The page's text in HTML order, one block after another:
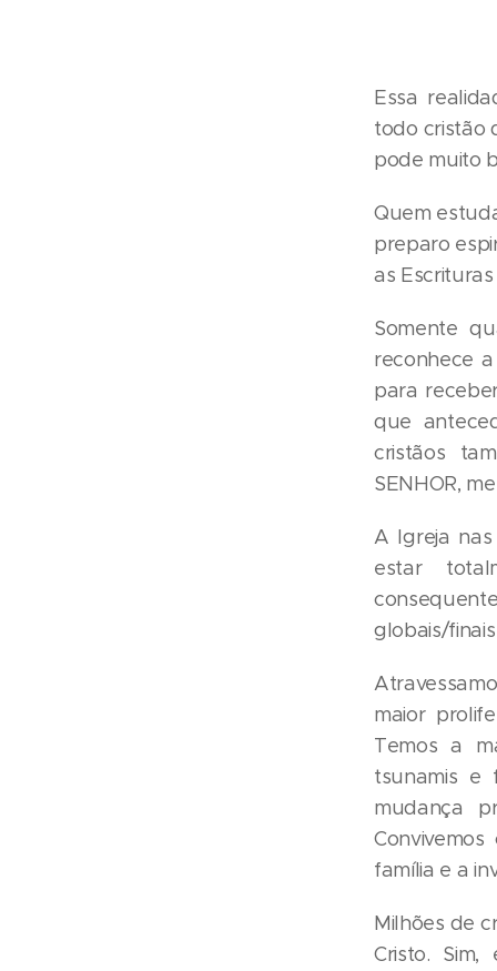
Essa
todo cristão
pode muito
Quem
preparo
as
Somente
reconhece
para
que
cristãos
SENHOR,
A Igreja
estar
globais/
maior
Temos a
tsunamis e
mudança
família e a
Milhões de
Cristo.